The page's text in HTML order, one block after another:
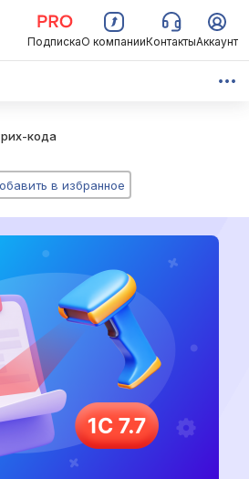
ПодпискаО компанииКонтактыАккаунт
кода
в избранное